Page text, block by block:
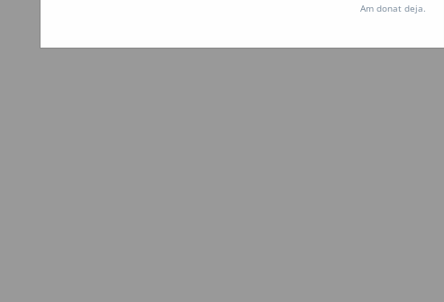
Hosterion
Am donat deja.